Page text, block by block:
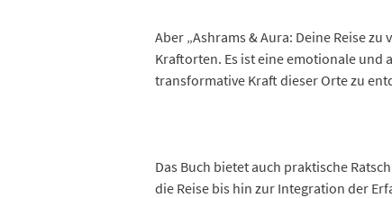
Aber „Ashrams & Aura: Deine Reise
Kraftorten. Es ist eine emotionale und
transformative Kraft dieser Orte zu
Das Buch bietet auch praktische
die Reise bis hin zur Integration der